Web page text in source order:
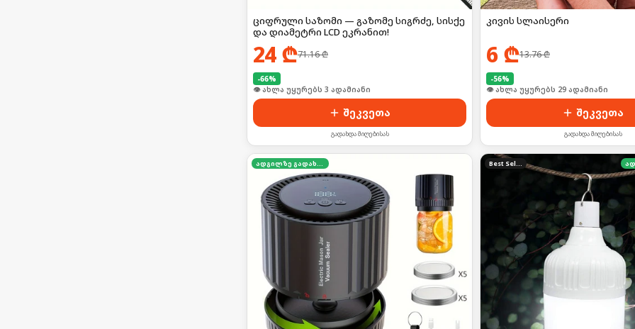
ციფრული საზომი — გაზომე სიგრძე, სისქე
და დიამეტრი LCD ეკრანით!
24₾71.16₾
-66%
👁 ახლა უყურებს 3 ადამიანი
შეკვეთა
გადახდა მიღებისას
კივის სლაისერი
6₾13.76₾
-56%
👁 ახლა უყურებს 29 ადამიანი
შეკვეთა
გადახდა მიღებისას
ადგილზე გადახდა Best Seller